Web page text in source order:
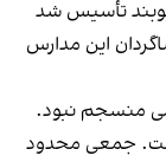
تأسیس شد
این مدارس
منسجم نبود.
جمعی محدود